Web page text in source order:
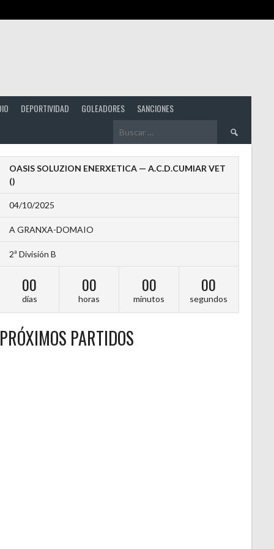
DEPORTIVIDAD GOLEADORES SANCIONES
Buscar:
OASIS SOLUZION ENERXETICA — A.C.D.CUMIAR VET
()
04/10/2025
A GRANXA-DOMAIO
2ª División B
00
días
00
horas
00
minutos
00
segundos
PRÓXIMOS PARTIDOS